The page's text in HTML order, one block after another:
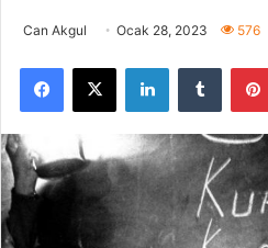
Can Akgul Ocak 28, 2023 576
Facebook
X LinkedInTumblr